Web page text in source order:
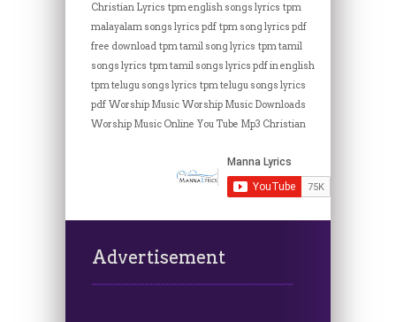
Christian Lyrics tpm english songs lyrics tpm
malayalam songs lyrics pdf tpm song lyrics pdf
free download tpm tamil song lyrics tpm tamil
songs lyrics tpm tamil songs lyrics pdf in english
tpm telugu songs lyrics tpm telugu songs lyrics
pdf Worship Music Worship Music Downloads
Worship Music Online You Tube Mp3 Christian
Advertisement